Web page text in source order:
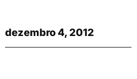
dezembro 4, 2012